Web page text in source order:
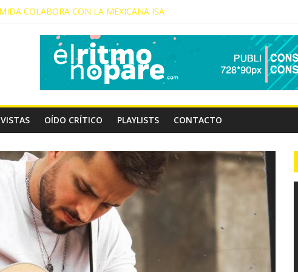
COLABORA CON LA MEXICANA ISA
LLEGA A GRAN CANARIA
PRESENTA “DÉJAME DECIRTE”
SU EP “EL VIAJE (IDA)”
OÍDO CRÍTICO PLAYLISTS CONTACTO